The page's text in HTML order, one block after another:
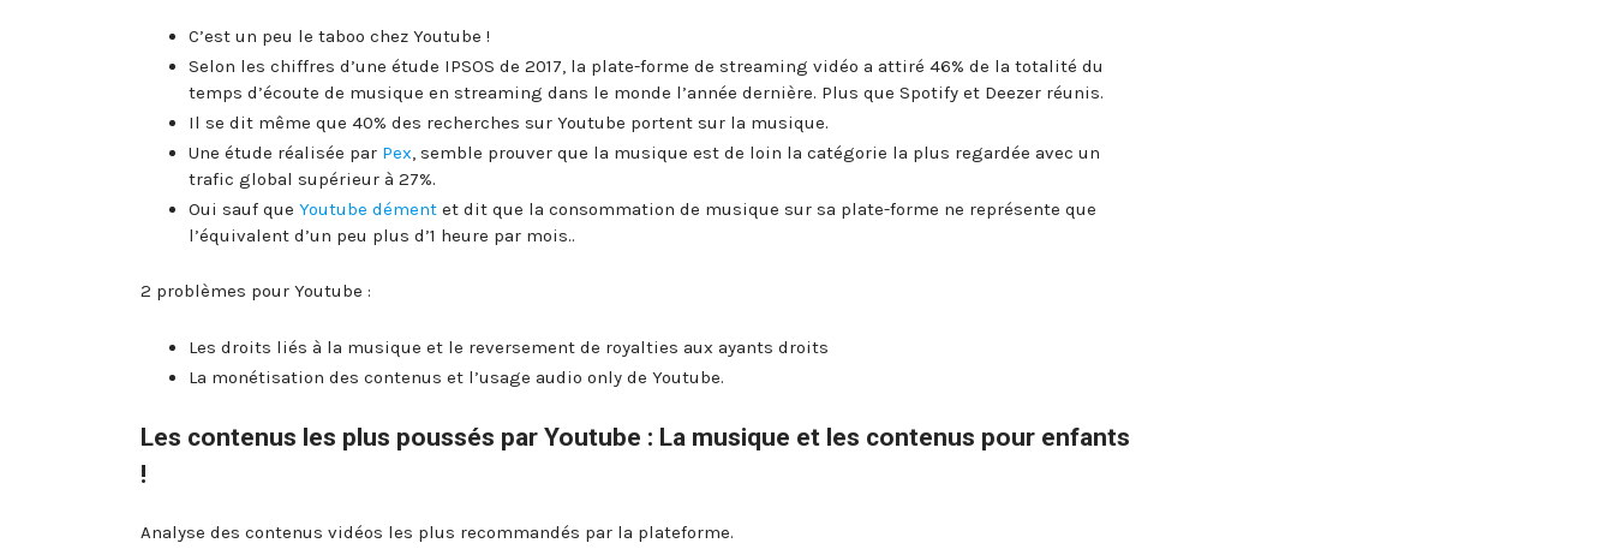
C’est un peu le taboo chez Youtube !
Selon les chiffres d’une étude IPSOS de 2017, la plate-forme de streaming vidéo a attiré 46% de la totalité du
temps d’écoute de musique en streaming dans le monde l’année dernière. Plus que Spotify et Deezer réunis.
Il se dit même que 40% des recherches sur Youtube portent sur la musique.
Une étude réalisée par Pex, semble prouver que la musique est de loin la catégorie la plus regardée avec un
trafic global supérieur à 27%.
Oui sauf que Youtube dément et dit que la consommation de musique sur sa plate-forme ne représente que
l’équivalent d’un peu plus d’1 heure par mois..
2 problèmes pour Youtube :
Les droits liés à la musique et le reversement de royalties aux ayants droits
La monétisation des contenus et l’usage audio only de Youtube.
Les contenus les plus poussés par Youtube : La musique et les contenus pour enfants
!
Analyse des contenus vidéos les plus recommandés par la plateforme.